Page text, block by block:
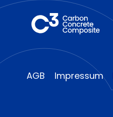
AGB Impressum